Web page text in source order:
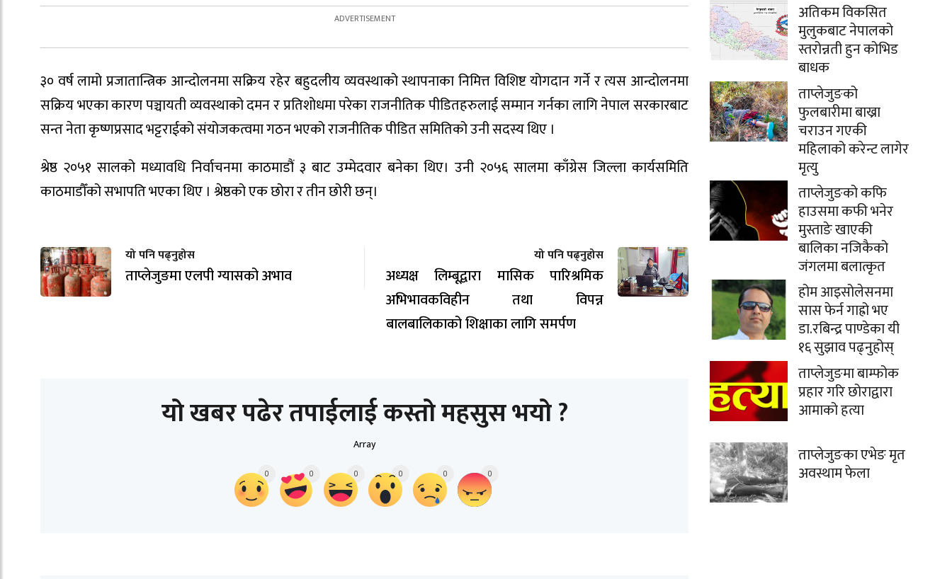
३० वर्ष लामो प्रजातान्त्रिक आन्दोलनमा सक्रिय रहेर बहुदलीय व्यवस्थाको स्थापनाका निमित्त विशिष्ट योगदान गर्ने र त्यस आन्दोलनमा
सक्रिय भएका कारण पञ्चायती व्यवस्थाको दमन र प्रतिशोधमा परेका राजनीतिक पीडितहरुलाई सम्मान गर्नका लागि नेपाल सरकारबाट
सन्त नेता कृष्णप्रसाद भट्टराईको संयोजकत्वमा गठन भएको राजनीतिक पीडित समितिको उनी सदस्य थिए ।
श्रेष्ठ २०५१ सालको मध्यावधि निर्वाचनमा काठमाडौं ३ बाट उम्मेदवार बनेका थिए। उनी २०५६ सालमा काँग्रेस जिल्ला कार्यसमिति
काठमाडौँको सभापति भएका थिए । श्रेष्ठको एक छोरा र तीन छोरी छन्।
यो पनि पढ्नुहोस
ताप्लेजुङमा एलपी ग्यासको अभाव
यो पनि पढ्नुहोस
अध्यक्ष लिम्बूद्वारा मासिक पारिश्रमिक
अभिभावकविहीन तथा विपन्न
बालबालिकाको शिक्षाका लागि समर्पण
यो खबर पढेर तपाईलाई कस्तो महसुस भयो ?
Array
0 0 0 0 0 0
अतिकम विकसित
मुलुकबाट नेपालको
स्तरोन्नती हुन कोभिड
बाधक
ताप्लेजुङको
फुलबारीमा बाख्रा
चराउन गएकी
महिलाको करेन्ट लागेर
मृत्यु
ताप्लेजुङको कफि
हाउसमा कफी भनेर
मुस्ताङे खाएकी
बालिका नजिकैको
जंगलमा बलात्कृत
होम आइसोलेसनमा
सास फेर्न गाह्रो भए
डा.रबिन्द्र पाण्डेका यी
१६ सुझाव पढ्नुहोस्
ताप्लेजुङमा बाम्फोक
प्रहार गरि छोराद्वारा
आमाको हत्या
ताप्लेजुङका एभेङ मृत
अवस्थाम फेला